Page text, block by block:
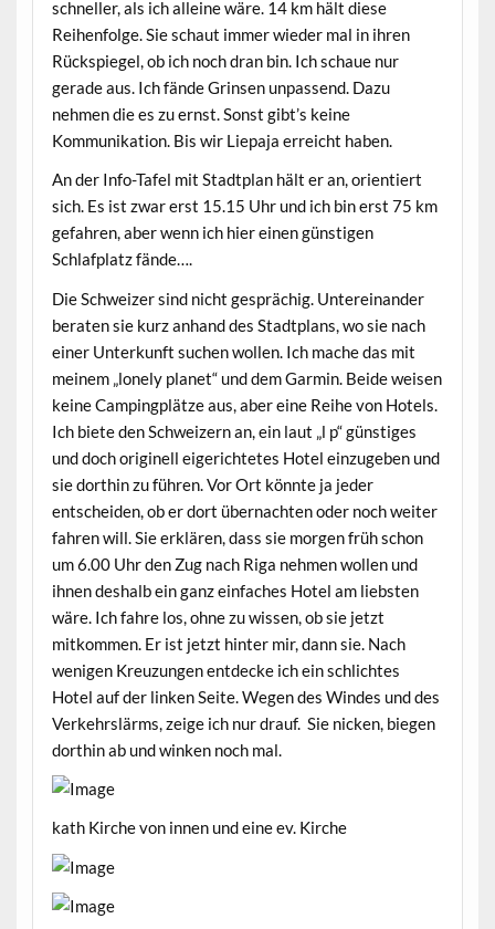
schneller, als ich alleine wäre. 14 km hält diese
Reihenfolge. Sie schaut immer wieder mal in ihren
Rückspiegel, ob ich noch dran bin. Ich schaue nur
gerade aus. Ich fände Grinsen unpassend. Dazu
nehmen die es zu ernst. Sonst gibt’s keine
Kommunikation. Bis wir Liepaja erreicht haben.
An der Info-Tafel mit Stadtplan hält er an, orientiert
sich. Es ist zwar erst 15.15 Uhr und ich bin erst 75 km
gefahren, aber wenn ich hier einen günstigen
Schlafplatz fände….
Die Schweizer sind nicht gesprächig. Untereinander
beraten sie kurz anhand des Stadtplans, wo sie nach
einer Unterkunft suchen wollen. Ich mache das mit
meinem „lonely planet“ und dem Garmin. Beide weisen
keine Campingplätze aus, aber eine Reihe von Hotels.
Ich biete den Schweizern an, ein laut „l p“ günstiges
und doch originell eigerichtetes Hotel einzugeben und
sie dorthin zu führen. Vor Ort könnte ja jeder
entscheiden, ob er dort übernachten oder noch weiter
fahren will. Sie erklären, dass sie morgen früh schon
um 6.00 Uhr den Zug nach Riga nehmen wollen und
ihnen deshalb ein ganz einfaches Hotel am liebsten
wäre. Ich fahre los, ohne zu wissen, ob sie jetzt
mitkommen. Er ist jetzt hinter mir, dann sie. Nach
wenigen Kreuzungen entdecke ich ein schlichtes
Hotel auf der linken Seite. Wegen des Windes und des
Verkehrslärms, zeige ich nur drauf. Sie nicken, biegen
dorthin ab und winken noch mal.
kath Kirche von innen und eine ev. Kirche